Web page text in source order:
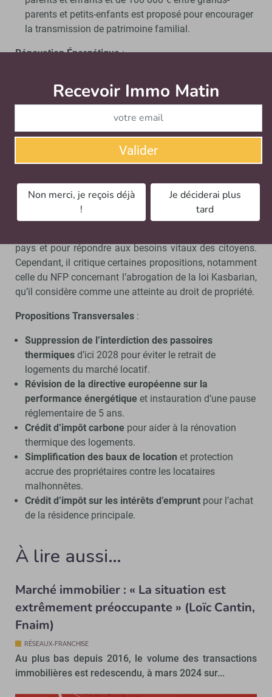
parents et petits-enfants est proposé pour encourager
la transmission de patrimoine familial.
Rénovation Énergétique:
fonds serait destiné aux logements détenus par les
classes moyennes et populaires, soutenant ainsi les
efforts de transition énergétique et améliorant
l’efficacité énergétique des habitations.
Réactions et Perspectives
Loïc Cantin , président de la FNAIM, exprime sa
satisfaction quant à l’importance accordée au logement
par les partis en campagne. Il souligne que le logement
pays et pour répondre aux besoins vitaux des citoyens.
Cependant, il critique certaines propositions, notamment
celle du NFP concernant l’abrogation de la loi Kasbarian,
qu’il considère comme une atteinte au droit de propriété.
Propositions Transversales :
Suppression de l’interdiction des passoires
thermiquesd’ici 2028 pour éviter le retrait de
logements du marché locatif.
Révision de la directive européenne sur la
performance énergétiqueet instauration d’une pause
réglementaire de 5 ans.
Crédit d’impôt carbonepour aider à la rénovation
thermique des logements.
Simplification des baux de location et protection
accrue des propriétaires contre les locataires
malhonnêtes.
Crédit d’impôt sur les intérêts d’empruntpour l’achat
de la résidence principale.
À lire aussi…
Marché immobilier : « La situation est
extrêmement préoccupante » (Loïc Cantin,
Fnaim)
RÉSEAUX-FRANCHISE
Au plus bas depuis 2016, le volume des transactions
immobilières est redescendu, à mars 2024 sur...
Recevoir Immo Matin
Valider
Non merci, je reçois déjà
!
Je déciderai plus
tard